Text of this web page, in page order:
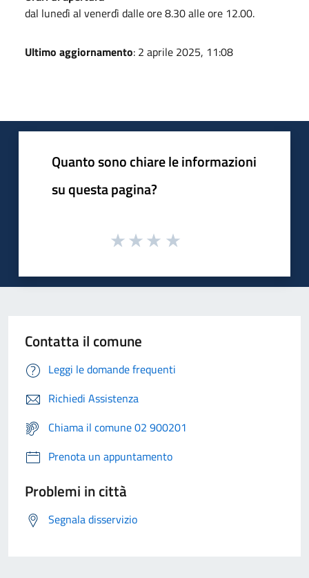
dal lunedì al venerdì dalle ore 8.30 alle ore 12.00.
Ultimo aggiornamento: 2 aprile 2025, 11:08
Quanto sono chiare le informazioni
su questa pagina?
Contatta il comune
Leggi le domande frequenti
Richiedi Assistenza
Chiama il comune 02 900201
Prenota un appuntamento
Problemi in città
Segnala disservizio